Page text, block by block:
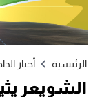
الرئيسية أخبار
الشويعر